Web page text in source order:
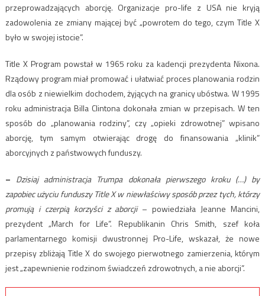
przeprowadzających aborcję. Organizacje pro-life z USA nie kryją
zadowolenia ze zmiany mającej być „powrotem do tego, czym Title X
było w swojej istocie”.
Title X Program powstał w 1965 roku za kadencji prezydenta Nixona.
Rządowy program miał promować i ułatwiać proces planowania rodzin
dla osób z niewielkim dochodem, żyjących na granicy ubóstwa. W 1995
roku administracja Billa Clintona dokonała zmian w przepisach. W ten
sposób do „planowania rodziny”, czy „opieki zdrowotnej” wpisano
aborcję, tym samym otwierając drogę do finansowania „klinik”
aborcyjnych z państwowych funduszy.
– Dzisiaj administracja Trumpa dokonała pierwszego kroku (…) by
zapobiec użyciu funduszy Title X w niewłaściwy sposób przez tych, którzy
promują i czerpią korzyści z aborcji– powiedziała Jeanne Mancini,
prezydent „March for Life”. Republikanin Chris Smith, szef koła
parlamentarnego komisji dwustronnej Pro-Life, wskazał, że nowe
przepisy zbliżają Title X do swojego pierwotnego zamierzenia, którym
jest „zapewnienie rodzinom świadczeń zdrowotnych, a nie aborcji”.